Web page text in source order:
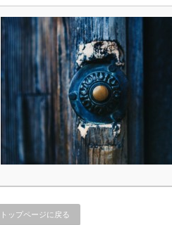
トップページに戻る